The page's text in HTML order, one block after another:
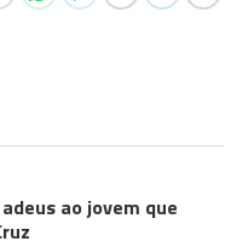
ao jovem que